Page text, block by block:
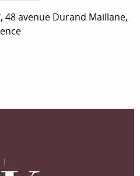
48 avenue Durand Maillane,